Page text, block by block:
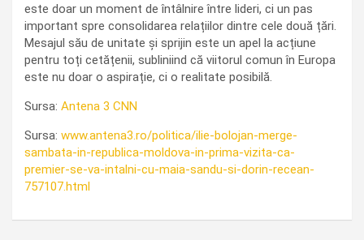
este doar un moment de întâlnire între lideri, ci un pas
important spre consolidarea relațiilor dintre cele două țări.
Mesajul său de unitate și sprijin este un apel la acțiune
pentru toți cetățenii, subliniind că viitorul comun în Europa
este nu doar o aspirație, ci o realitate posibilă.
Sursa: Antena 3 CNN
Sursa: www.antena3.ro/politica/ilie-bolojan-merge-
sambata-in-republica-moldova-in-prima-vizita-ca-
premier-se-va-intalni-cu-maia-sandu-si-dorin-recean-
757107.html